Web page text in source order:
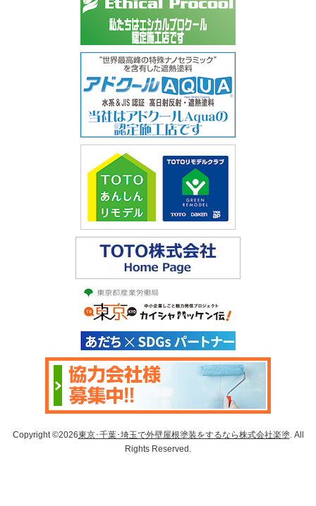
Copyright ©2026東京･千葉･埼玉で外壁屋根塗装をするなら株式会社楽塗 . All
Rights Reserved.